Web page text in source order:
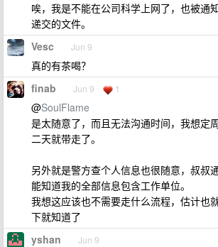
唉，我是不能在公司科学上网了，也被通
递交的文件。
Vesc Jun 9
真的有茶喝？
finab Jun 9 1
@SoulFlame
是太随意了，而且无法沟通时间，我想定
二天就带走了。
另外就是警方查个人信息也很随意，叔叔
能知道我的全部信息包含工作单位。
我想这应该也不需要走什么流程，估计也
下就知道了
yshan Jun 9